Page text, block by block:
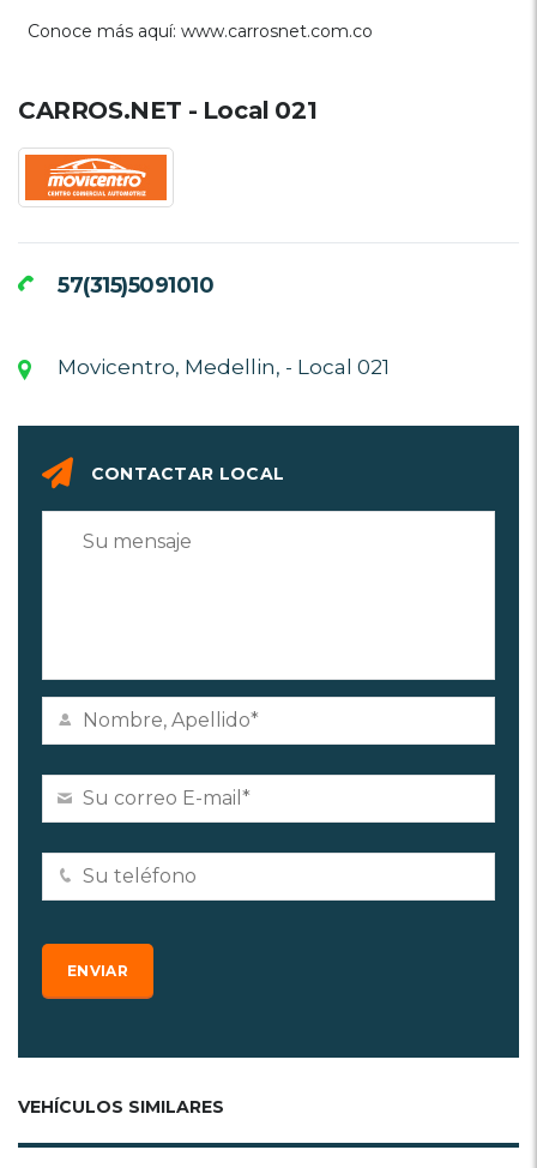
Conoce más aquí: www.carrosnet.com.co
CARROS.NET - Local 021
57(315)5091010
Movicentro, Medellin, - Local 021
CONTACTAR LOCAL
VEHÍCULOS SIMILARES